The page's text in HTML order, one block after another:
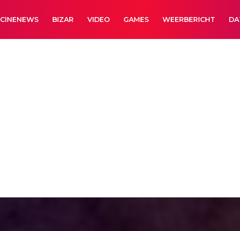
CINENEWS BIZAR VIDEO GAMES WEERBERICHT